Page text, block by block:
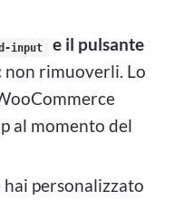
input e il pulsante
non rimuoverli. Lo
al momento del
hai personalizzato